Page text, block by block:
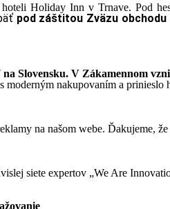
Holiday Inn v Trnave. Pod
pod záštitou Zväzu obchodu
Slovensku. V Zákamennom
nakupovaním a
na našom webe. Ďakujeme,
siete expertov „We Are